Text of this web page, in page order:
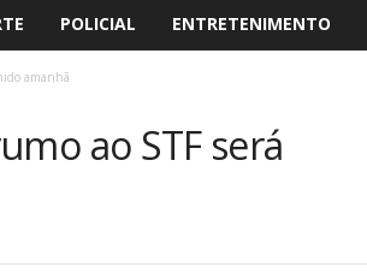
POLICIAL ENTRETENIMENTO
amanhã
ao STF será